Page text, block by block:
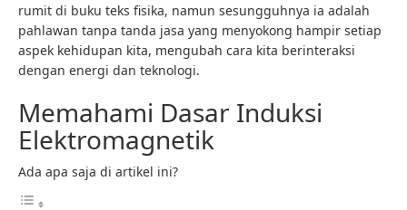
rumit di buku teks fisika, namun sesungguhnya ia adalah
pahlawan tanpa tanda jasa yang menyokong hampir setiap
aspek kehidupan kita, mengubah cara kita berinteraksi
dengan energi dan teknologi.
Memahami Dasar Induksi
Elektromagnetik
Ada apa saja di artikel ini?